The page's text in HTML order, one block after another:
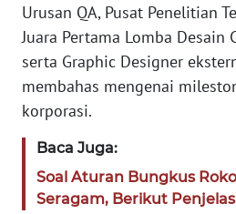
Urusan QA, Pusat Penelitian
Juara Pertama Lomba Desain
serta Graphic Designer
membahas mengenai
korporasi.
Baca Juga:
Soal Aturan Bungkus
Seragam, Berikut
WN
JAKARTA
WN
JABAR
BANTEN